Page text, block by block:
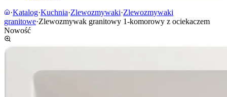
·Katalog·Kuchnia·Zlewozmywaki·Zlewozmywaki
granitowe·Zlewozmywak granitowy 1-komorowy z ociekaczem
Nowość